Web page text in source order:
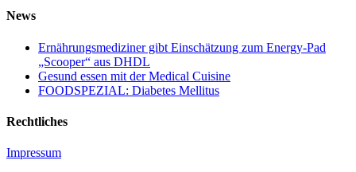
News
Ernährungsmediziner gibt Einschätzung zum Energy-Pad
„Scooper“ aus DHDL
Gesund essen mit der Medical Cuisine
FOODSPEZIAL: Diabetes Mellitus
Rechtliches
Impressum